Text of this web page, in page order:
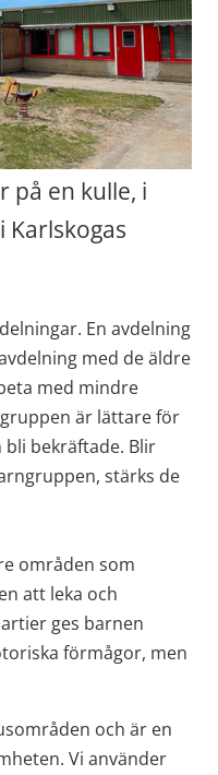
på en kulle, i
En avdelning
med de äldre
med mindre
är lättare för
bekräftade. Blir
stärks de
områden som
att leka och
ges barnen
förmågor, men
och är en
Vi använder